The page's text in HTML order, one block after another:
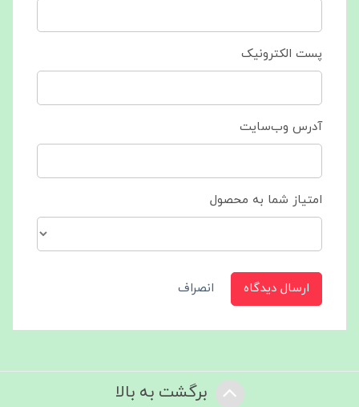
پست الکترونیک
آدرس وب‌سایت
امتیاز شما به محصول
ارسال دیدگاه انصراف
برگشت به بالا